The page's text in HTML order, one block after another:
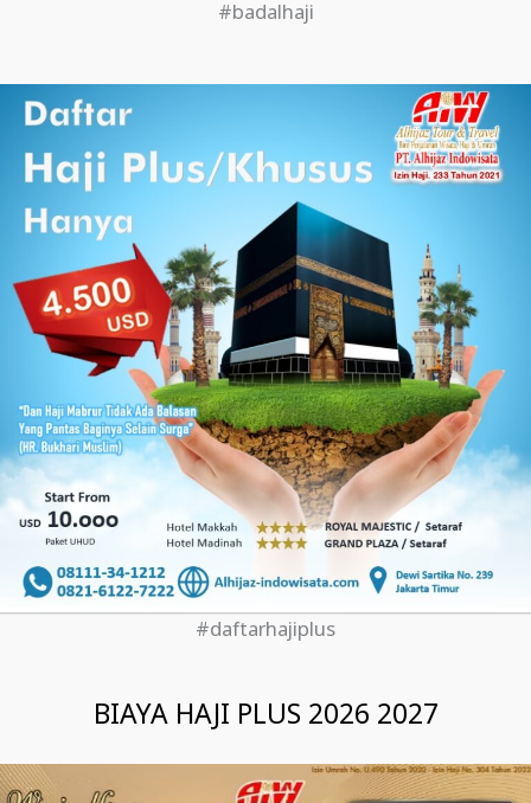
#badalhaji
#daftarhajiplus
BIAYA HAJI PLUS 2026 2027